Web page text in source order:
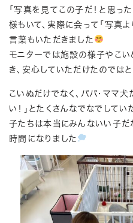
「写真を見てこの子だ！と思っ
様もいて、実際に会って「写真
言葉もいただきました
モニターでは施設の様子やこい
き、安心していただけたのではと
こいぬだけでなく、パパ・ママ犬
い！」とたくさんなでなでしてい
子たちは本当にみんないい子だ
時間になりました